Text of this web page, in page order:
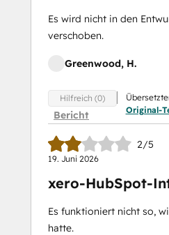
Es wird nicht in den
verschoben.
Greenwood, H.
Hilfreich (0)
Bericht
Original-
2/5
19. Juni 2026
xero-HubSpot-
Es funktioniert nicht so,
hatte.